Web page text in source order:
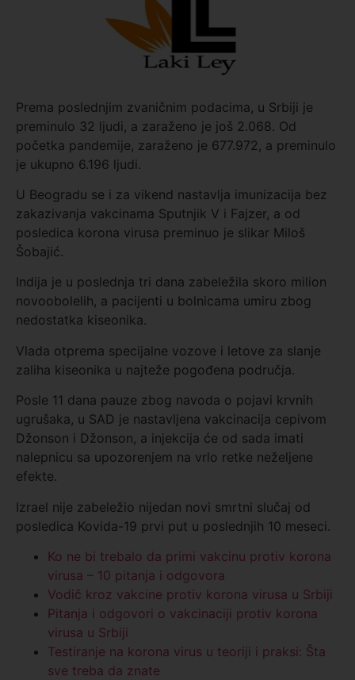
Prema poslednjim zvaničnim podacima, u Srbiji je
preminulo 32 ljudi, a zaraženo je još 2.068. Od
početka pandemije, zaraženo je 677.972‬, a preminulo
je ukupno 6.196 ljudi.
U Beogradu se i za vikend nastavlja imunizacija bez
zakazivanja vakcinama Sputnjik V i Fajzer, a od
posledica korona virusa preminuo je slikar Miloš
Šobajić.
Indija je u poslednja tri dana zabeležila skoro milion
novoobolelih, a pacijenti u bolnicama umiru zbog
nedostatka kiseonika.
Vlada otprema specijalne vozove i letove za slanje
zaliha kiseonika u najteže pogođena područja.
Posle 11 dana pauze zbog navoda o pojavi krvnih
ugrušaka, u SAD je nastavljena vakcinacija cepivom
Džonson i Džonson, a injekcija će od sada imati
nalepnicu sa upozorenjem na vrlo retke neželjene
efekte.
Izrael nije zabeležio nijedan novi smrtni slučaj od
posledica Kovida-19 prvi put u poslednjih 10 meseci.
Ko ne bi trebalo da primi vakcinu protiv korona
virusa – 10 pitanja i odgovora
Vodič kroz vakcine protiv korona virusa u Srbiji
Pitanja i odgovori o vakcinaciji protiv korona
virusa u Srbiji
Testiranje na korona virus u teoriji i praksi: Šta
sve treba da znate